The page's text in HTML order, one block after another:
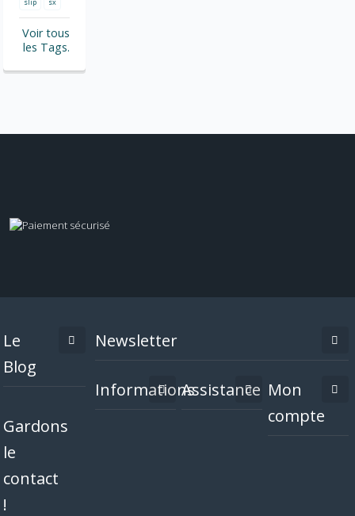
Voir tous
les Tags.
Le
Blog
Gardons
le
contact
!
Newsletter
InformationsAssistance Mon
compte